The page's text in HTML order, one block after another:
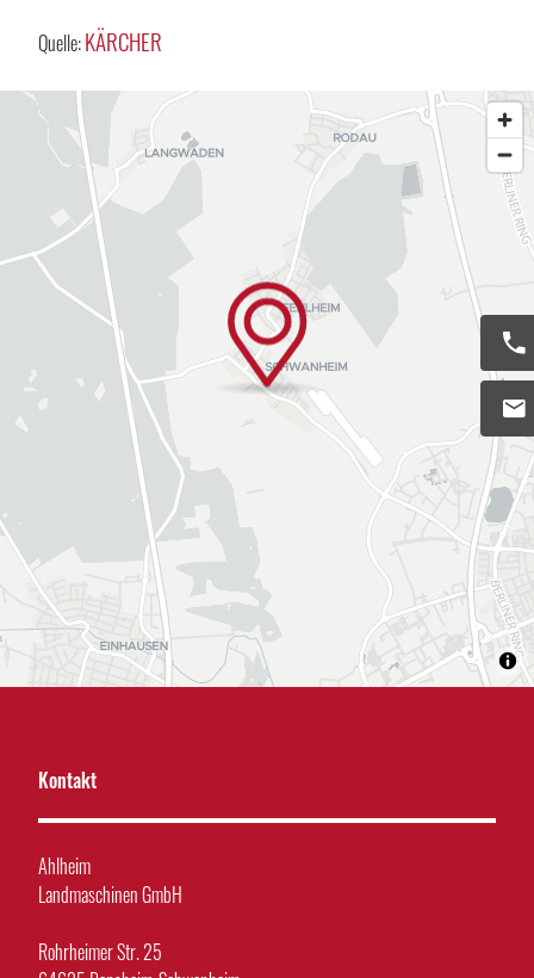
Quelle:KÄRCHER
Kontakt
Ahlheim
Landmaschinen GmbH
Rohrheimer Str. 25